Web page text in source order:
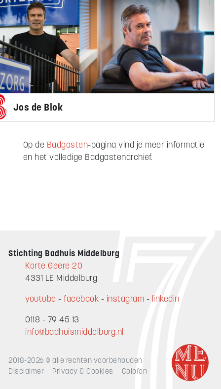
Jos de Blok
Op de Badgasten-pagina vind je meer informatie
en het volledige Badgastenarchief.
Stichting Badhuis Middelburg
Korte Geere 20
4331 LE Middelburg
youtube - facebook - instagram - linkedin
0118 - 79 45 13
info@badhuismiddelburg.nl
2018-2026 © alle rechten voorbehouden
Disclaimer
Privacy & Cookies Colofon